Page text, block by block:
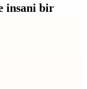
insani bir